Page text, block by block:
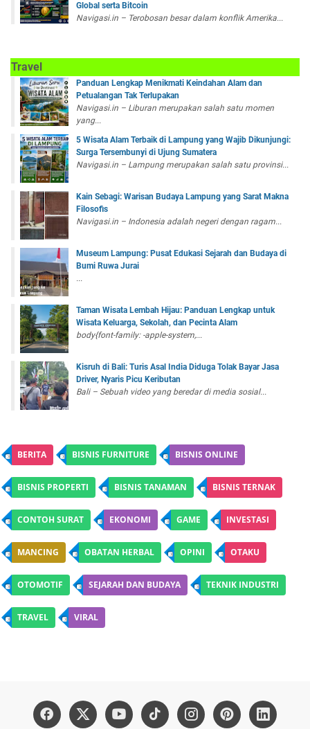
Global serta Bitcoin
Navigasi.in – Terobosan besar dalam konflik Amerika...
Travel
Panduan Lengkap Menikmati Keindahan Alam dan
Petualangan Tak Terlupakan
Navigasi.in – Liburan merupakan salah satu momen
yang...
5 Wisata Alam Terbaik di Lampung yang Wajib Dikunjungi:
Surga Tersembunyi di Ujung Sumatera
Navigasi.in – Lampung merupakan salah satu provinsi...
Kain Sebagi: Warisan Budaya Lampung yang Sarat Makna
Filosofis
Navigasi.in – Indonesia adalah negeri dengan ragam...
Museum Lampung: Pusat Edukasi Sejarah dan Budaya di
Bumi Ruwa Jurai
...
Taman Wisata Lembah Hijau: Panduan Lengkap untuk
Wisata Keluarga, Sekolah, dan Pecinta Alam
body{font-family: -apple-system,...
Kisruh di Bali: Turis Asal India Diduga Tolak Bayar Jasa
Driver, Nyaris Picu Keributan
Bali – Sebuah video yang beredar di media sosial...
BERITA BISNIS FURNITURE BISNIS ONLINE
BISNIS PROPERTI BISNIS TANAMAN BISNIS TERNAK
CONTOH SURAT EKONOMI GAME INVESTASI
MANCING OBATAN HERBAL OPINI OTAKU
OTOMOTIF SEJARAH DAN BUDAYA TEKNIK INDUSTRI
TRAVEL VIRAL